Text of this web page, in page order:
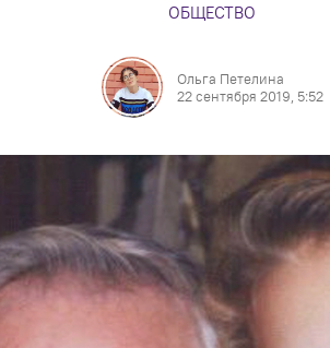
ОБЩЕСТВО
Ольга Петелина
22 сентября 2019, 5:52